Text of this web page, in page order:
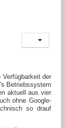
der
Betriebssystem
aktuell aus vier
ohne Google-
so drauf